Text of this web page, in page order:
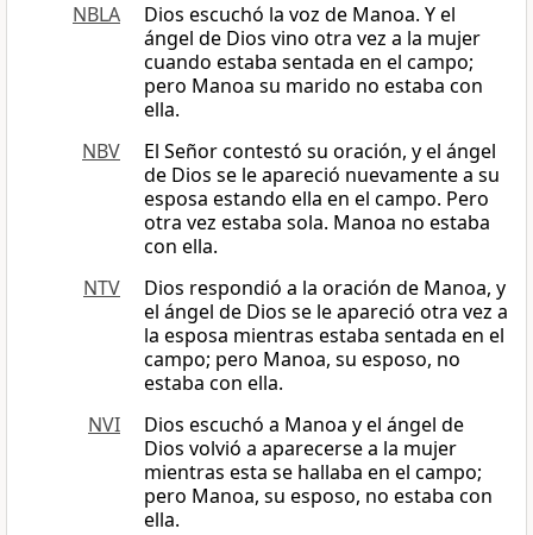
NBLA
Dios escuchó la voz de Manoa. Y el
ángel de Dios vino otra vez a la mujer
cuando estaba sentada en el campo;
pero Manoa su marido no estaba con
ella.
NBV
El Señor contestó su oración, y el ángel
de Dios se le apareció nuevamente a su
esposa estando ella en el campo. Pero
otra vez estaba sola. Manoa no estaba
con ella.
NTV
Dios respondió a la oración de Manoa, y
el ángel de Dios se le apareció otra vez a
la esposa mientras estaba sentada en el
campo; pero Manoa, su esposo, no
estaba con ella.
NVI
Dios escuchó a Manoa y el ángel de
Dios volvió a aparecerse a la mujer
mientras esta se hallaba en el campo;
pero Manoa, su esposo, no estaba con
ella.